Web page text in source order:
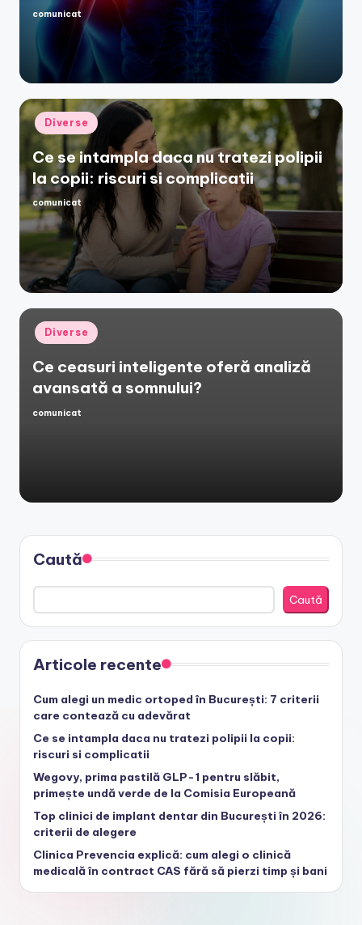
Posted
by
comunicat
Posted
in
Diverse
Ce se intampla daca nu tratezi polipii
la copii: riscuri si complicatii
Posted
by
comunicat
Posted
in
Diverse
Ce ceasuri inteligente oferă analiză
avansată a somnului?
Posted
comunicat
Caută
Caută
Articole recente
Cum alegi un medic ortoped în București: 7 criterii
care contează cu adevărat
Ce se intampla daca nu tratezi polipii la copii:
riscuri si complicatii
Wegovy, prima pastilă GLP-1 pentru slăbit,
primește undă verde de la Comisia Europeană
Top clinici de implant dentar din București în 2026:
criterii de alegere
Clinica Prevencia explică: cum alegi o clinică
medicală în contract CAS fără să pierzi timp și bani